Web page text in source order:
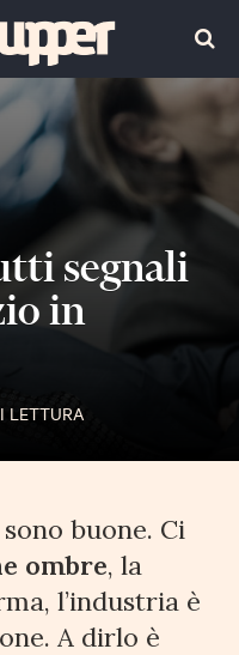
segnali
in
LETTURA
buone. Ci
ombre, la
l’industria è
A dirlo è